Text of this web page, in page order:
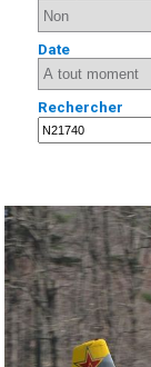
Date
Rechercher